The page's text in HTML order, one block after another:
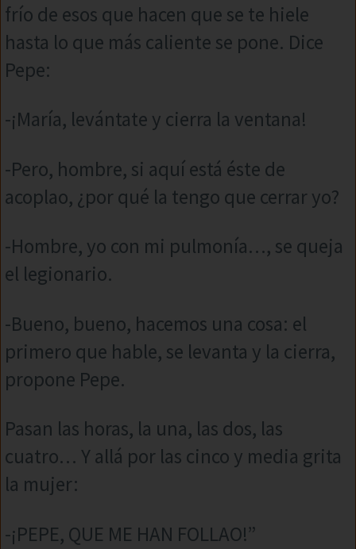
frío de esos que hacen que se te hiele
hasta lo que más caliente se pone. Dice
Pepe:
-¡María, levántate y cierra la ventana!
-Pero, hombre, si aquí está éste de
acoplao, ¿por qué la tengo que cerrar yo?
-Hombre, yo con mi pulmonía…, se queja
el legionario.
-Bueno, bueno, hacemos una cosa: el
primero que hable, se levanta y la cierra,
propone Pepe.
Pasan las horas, la una, las dos, las
cuatro… Y allá por las cinco y media grita
la mujer:
-¡PEPE, QUE ME HAN FOLLAO!”